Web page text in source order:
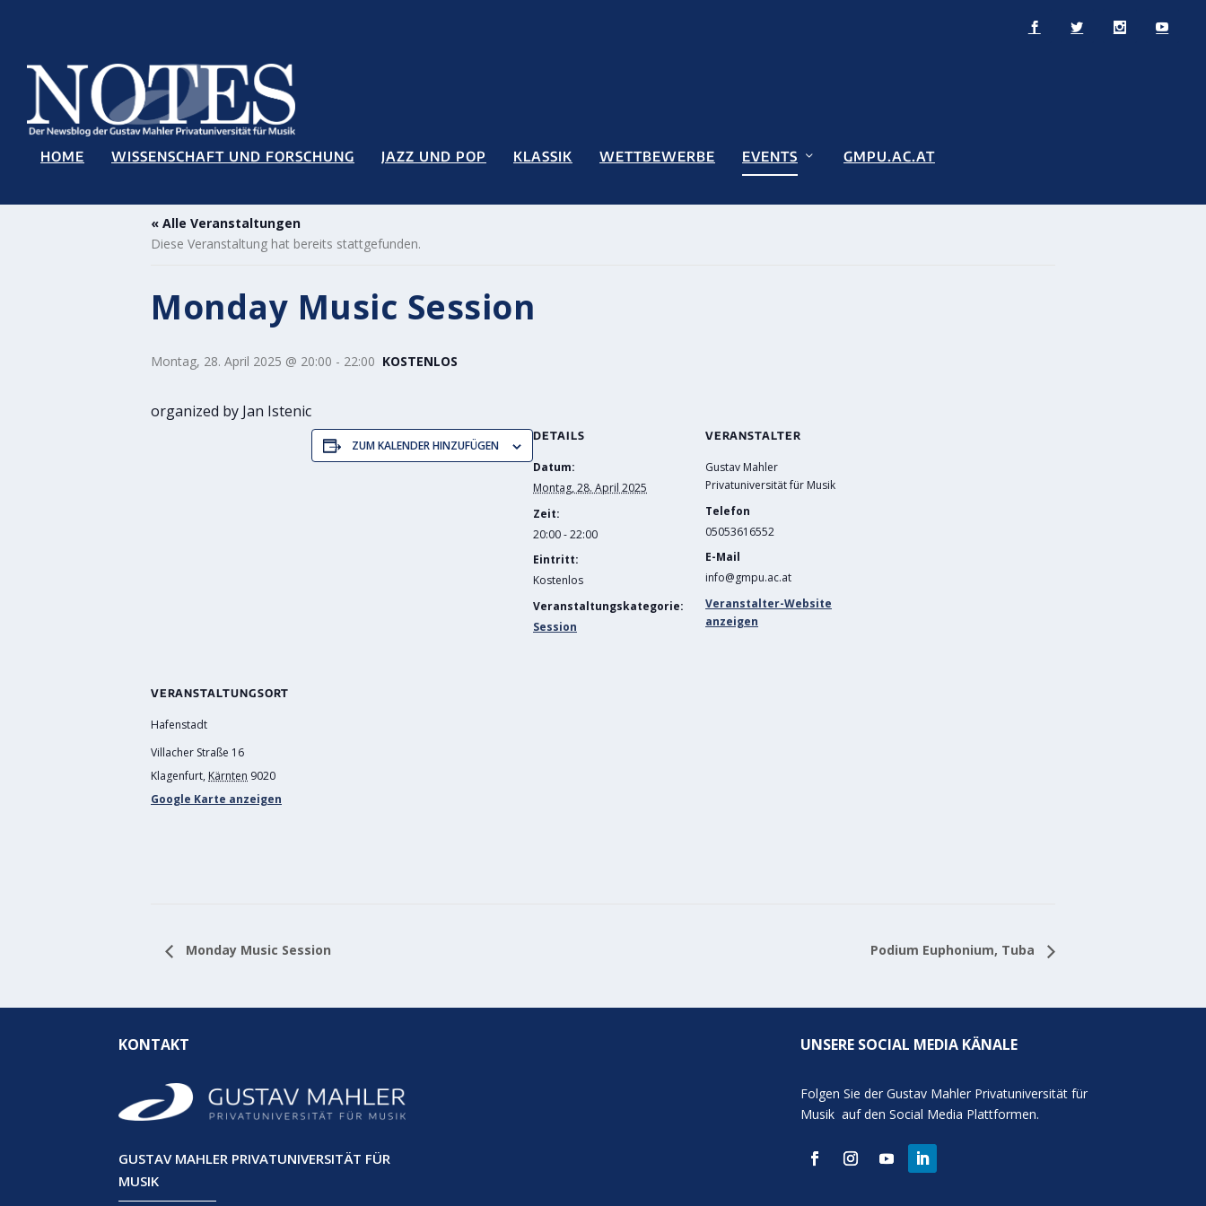
HOME WISSENSCHAFT UND FORSCHUNG JAZZ UND POP KLASSIK WETTBEWERBE EVENTS GMPU.AC.AT
« Alle Veranstaltungen
Diese Veranstaltung hat bereits stattgefunden.
Monday Music Session
Montag, 28. April 2025 @ 20:00 - 22:00 KOSTENLOS
organized by Jan Istenic
ZUM KALENDER HINZUFÜGEN
DETAILS
Datum:
Montag, 28. April 2025
Zeit:
20:00 - 22:00
Eintritt:
Kostenlos
Veranstaltungskategorie:
Session
VERANSTALTER
Gustav Mahler
Privatuniversität für Musik
Telefon
05053616552
E-Mail
info@gmpu.ac.at
Veranstalter-Website
anzeigen
VERANSTALTUNGSORT
Hafenstadt
Villacher Straße 16
Klagenfurt, Kärnten 9020
Google Karte anzeigen
Monday Music Session Podium Euphonium, Tuba
KONTAKT
GUSTAV MAHLER PRIVATUNIVERSITÄT FÜR
MUSIK
UNSERE SOCIAL MEDIA KÄNALE
Folgen Sie der Gustav Mahler Privatuniversität für
Musik auf den Social Media Plattformen.